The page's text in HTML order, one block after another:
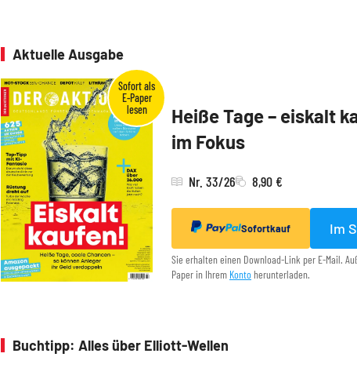
Aktuelle Ausgabe
Heiße Tage – eiskalt
im Fokus
Nr. 33/26 8,90 €
Sofortkauf Im
Sie erhalten einen Download-Link per E-Mail.
Paper in Ihrem Konto herunterladen.
Buchtipp: Alles über Elliott-Wellen